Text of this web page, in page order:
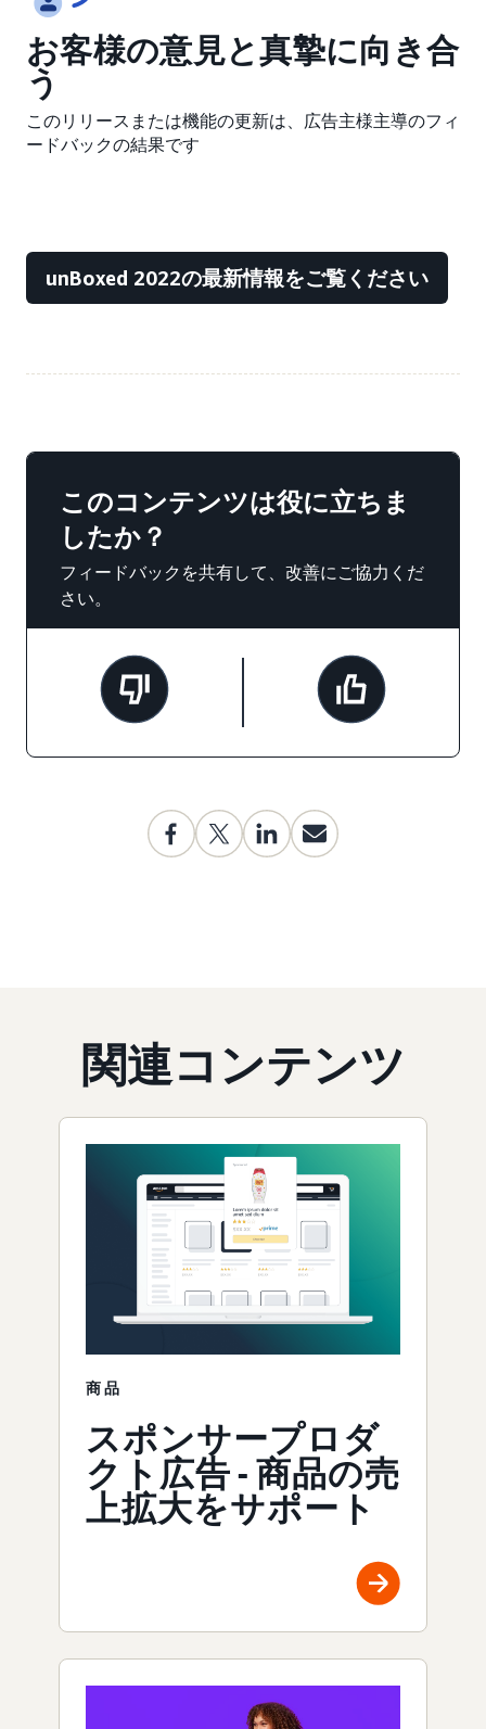
お客様の意見と真摯に向き合
う
このリリースまたは機能の更新は、広告主様主導のフィ
ードバックの結果です
unBoxed 2022の最新情報をご覧ください
このコンテンツは役に立ちま
したか？
フィードバックを共有して、改善にご協力くだ
さい。
関連コンテンツ
商品
スポンサープロダ
クト広告 - 商品の売
上拡大をサポート